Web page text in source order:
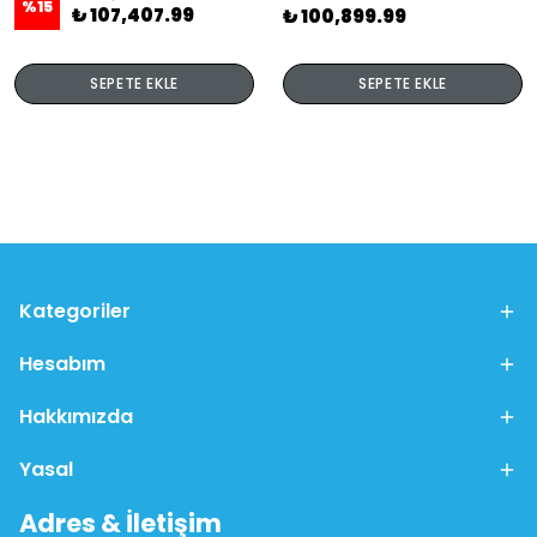
%15 ₺ 107,407.99
SEPETE EKLE
₺ 100,899.99
SEPETE EKLE
Kategoriler
Hesabım
Hakkımızda
Yasal
Adres & İletişim